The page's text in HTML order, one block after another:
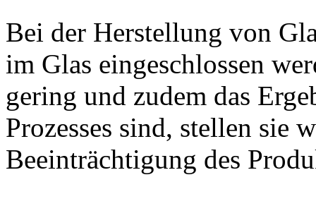
Bei der Herstellung von
im Glas eingeschlossen
gering und zudem das
Prozesses sind, stellen sie
Beeinträchtigung des